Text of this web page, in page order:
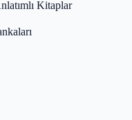
Kitaplar